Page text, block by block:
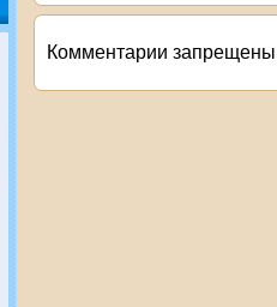
Комментарии